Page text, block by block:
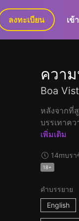
GaLa+
ลงทะเบียน เข้
ควา
Boa
หลังจากที่
บรรเทาค
เพิ่มเติม
14mบรา
18+
คำบรรยาย
English